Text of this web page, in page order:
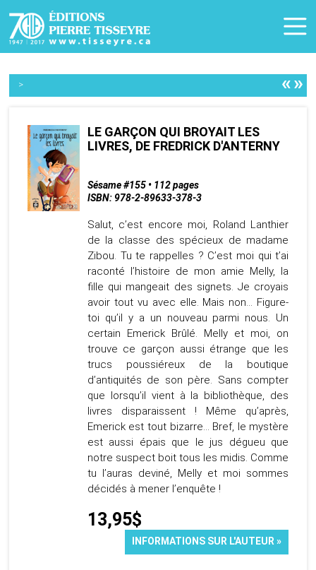
> «»
LE GARÇON QUI BROYAIT LES
LIVRES, DE FREDRICK D'ANTERNY
Sésame #155 • 112 pages
ISBN: 978-2-89633-378-3
Salut, c’est encore moi, Roland Lanthier
de la classe des spécieux de madame
Zibou. Tu te rappelles ? C’est moi qui t’ai
raconté l’histoire de mon amie Melly, la
fille qui mangeait des signets. Je croyais
avoir tout vu avec elle. Mais non… Figure-
toi qu’il y a un nouveau parmi nous. Un
certain Emerick Brûlé. Melly et moi, on
trouve ce garçon aussi étrange que les
trucs poussiéreux de la boutique
d’antiquités de son père. Sans compter
que lorsqu’il vient à la bibliothèque, des
livres disparaissent ! Même qu’après,
Emerick est tout bizarre… Bref, le mystère
est aussi épais que le jus dégueu que
notre suspect boit tous les midis. Comme
tu l’auras deviné, Melly et moi sommes
décidés à mener l’enquête !
13,95$
INFORMATIONS SUR L'AUTEUR »